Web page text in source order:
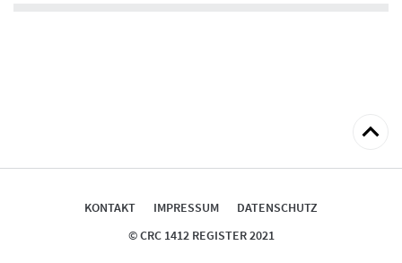
zum
KONTAKT IMPRESSUM
DATENSCHUTZ
© CRC 1412 REGISTER 2021